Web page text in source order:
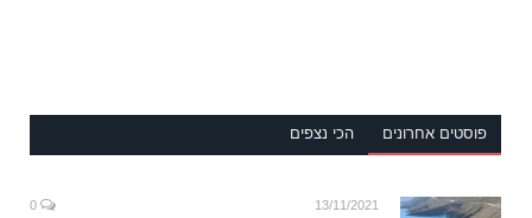
פוסטים אחרונים הכי נצפים
13/11/2021